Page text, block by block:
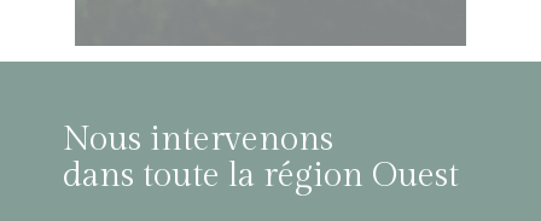
Nous intervenons
dans toute la région Ouest